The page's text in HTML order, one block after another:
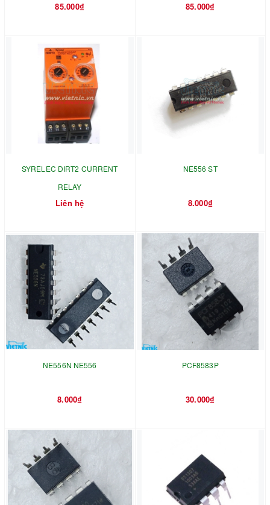
85.000₫ 85.000₫
SYRELEC DIRT2 CURRENT
RELAY
Liên hệ
NE556 ST
8.000₫
NE556N NE556
8.000₫
PCF8583P
30.000₫